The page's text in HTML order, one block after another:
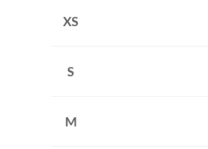
XS
S
M